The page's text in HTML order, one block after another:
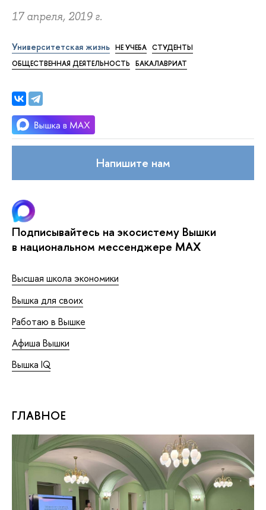
17 апреля, 2019 г.
Университетская жизнь НЕ УЧЕБА СТУДЕНТЫ
ОБЩЕСТВЕННАЯ ДЕЯТЕЛЬНОСТЬ
БАКАЛАВРИАТ
Напишите нам
Подписывайтесь на экосистему Вышки
в национальном мессенджере MAX
Высшая школа экономики
Вышка для своих
Работаю в Вышке
Афиша Вышки
Вышка IQ
ГЛАВНОЕ